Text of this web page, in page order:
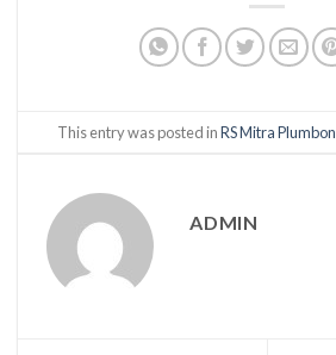
This entry was posted inRS Mitra Plumbon
ADMIN